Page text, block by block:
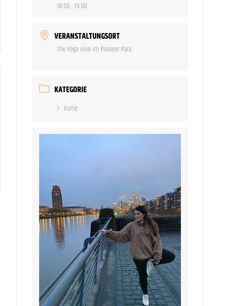
18:00 - 19:00
VERANSTALTUNGSORT
The Yoga Hive im Pioneer Park
KATEGORIE
Kurse